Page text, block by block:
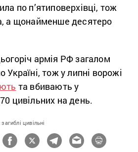
по п’ятиповерхівці, тож
а щонайменше десятеро
армія РФ загалом
Україні, тож у липні ворожі
та вбивають у
цивільних на день.
загиблі цивільні